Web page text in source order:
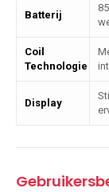
Batterij
Coil
Technologie
Display